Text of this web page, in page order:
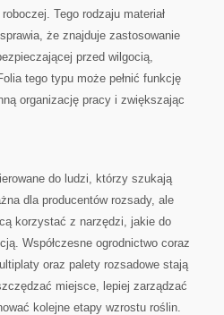
Tego rodzaju materiał
że znajduje zastosowanie
przed wilgocią,
tego typu może pełnić funkcję
organizację pracy i zwiększając
do ludzi, którzy szukają
dla producentów rozsady, ale
korzystać z narzędzi, jakie do
Współczesne ogrodnictwo coraz
oraz palety rozsadowe stają
miejsce, lepiej zarządzać
kolejne etapy wzrostu roślin.